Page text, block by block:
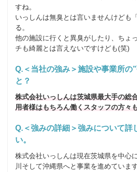
すね。
いっしんは無臭とは言いませんけども
る。
他の施設に行くと異臭がしたり、ちょ
Q.＜当社の強み＞施設や事業所の
と？
株式会社いっしんは茨城県最大手の総
用者様はもちろん働くスタッフの方々
Q.＜強みの詳細＞強みについて詳
い。
株式会社いっしんは現在茨城県を中心
川そして沖縄県へと事業を進めています